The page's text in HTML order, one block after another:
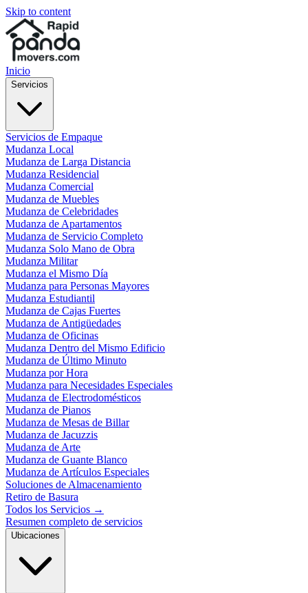
Skip to content
Inicio
Servicios
Servicios de Empaque
Mudanza Local
Mudanza de Larga Distancia
Mudanza Residencial
Mudanza Comercial
Mudanza de Muebles
Mudanza de Celebridades
Mudanza de Apartamentos
Mudanza de Servicio Completo
Mudanza Solo Mano de Obra
Mudanza Militar
Mudanza el Mismo Día
Mudanza para Personas Mayores
Mudanza Estudiantil
Mudanza de Cajas Fuertes
Mudanza de Antigüedades
Mudanza de Oficinas
Mudanza Dentro del Mismo Edificio
Mudanza de Último Minuto
Mudanza por Hora
Mudanza para Necesidades Especiales
Mudanza de Electrodomésticos
Mudanza de Pianos
Mudanza de Mesas de Billar
Mudanza de Jacuzzis
Mudanza de Arte
Mudanza de Guante Blanco
Mudanza de Artículos Especiales
Soluciones de Almacenamiento
Retiro de Basura
Todos los Servicios →
Resumen completo de servicios
Ubicaciones